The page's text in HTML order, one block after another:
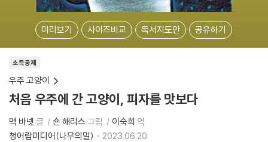
미리보기 사이즈비교 독서지도안 공유하기
소득공제
우주 고양이
처음 우주에 간 고양이, 피자를 맛보다
맥 바넷 글 숀 해리스 그림 이숙희 역
청어람미디어(나무의말)
2023.06.20.